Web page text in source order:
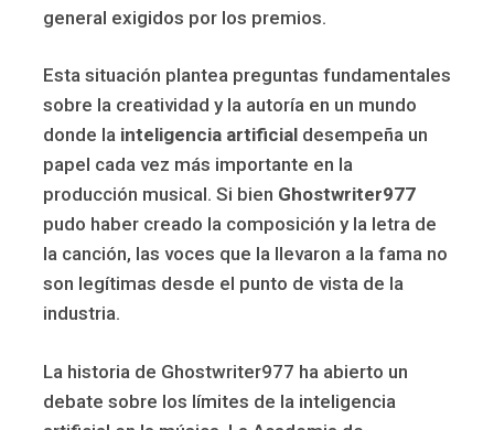
general exigidos por los premios.
Esta situación plantea preguntas fundamentales
sobre la creatividad y la autoría en un mundo
donde la inteligencia artificial desempeña un
papel cada vez más importante en la
producción musical. Si bien Ghostwriter977
pudo haber creado la composición y la letra de
la canción, las voces que la llevaron a la fama no
son legítimas desde el punto de vista de la
industria.
La historia de Ghostwriter977 ha abierto un
debate sobre los límites de la inteligencia